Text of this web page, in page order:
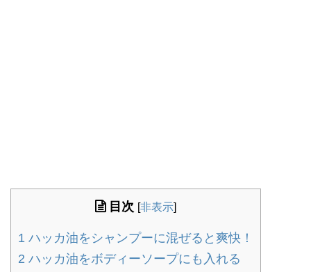
目次 [非表示]
1 ハッカ油をシャンプーに混ぜると爽快！
2 ハッカ油をボディーソープにも入れる